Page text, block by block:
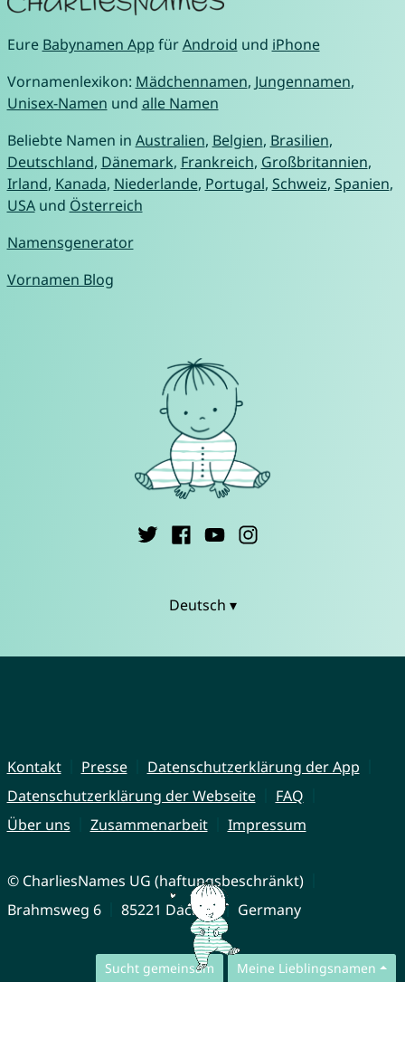
Sucht gemeinsam Meine Lieblingsnamen
Eure Babynamen App fürAndroid und iPhone
Vornamenlexikon: Mädchennamen, Jungennamen,
Unisex-Namen und alle Namen
Beliebte Namen in Australien, Belgien, Brasilien,
Deutschland, Dänemark, Frankreich, Großbritannien,
Irland, Kanada, Niederlande, Portugal, Schweiz, Spanien,
USAund Österreich
Namensgenerator
Vornamen Blog
Deutsch ▾
Kontakt Presse
Datenschutzerklärung der App
Datenschutzerklärung der Webseite
FAQ
Über uns
Zusammenarbeit Impressum
© CharliesNames UG (haftungsbeschränkt)
Brahmsweg 6
85221 Dachau Germany